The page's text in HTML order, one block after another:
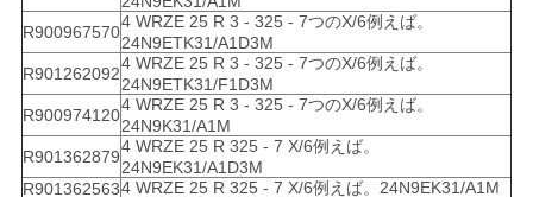
R900967570
4 WRZE 25 R 3 - 325 - 7つのX/6例えば。
24N9ETK31/A1D3M
R901262092
4 WRZE 25 R 3 - 325 - 7つのX/6例えば。
24N9ETK31/F1D3M
R900974120
4 WRZE 25 R 3 - 325 - 7つのX/6例えば。
24N9K31/A1M
R901362879
4 WRZE 25 R 325 - 7 X/6例えば。
24N9EK31/A1D3M
R9013625634 WRZE 25 R 325 - 7 X/6例えば。24N9EK31/A1M